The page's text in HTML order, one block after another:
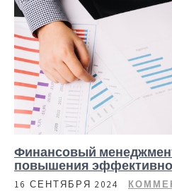
Финансовый
повышения
16 СЕНТЯБРЯ 2024